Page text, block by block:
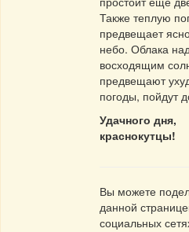
Также теплую
предвещает
небо. Облака
восходящим
предвещают
погоды, пойдут
Удачного дня,
краснокутцы!
Вы можете
данной
социальных